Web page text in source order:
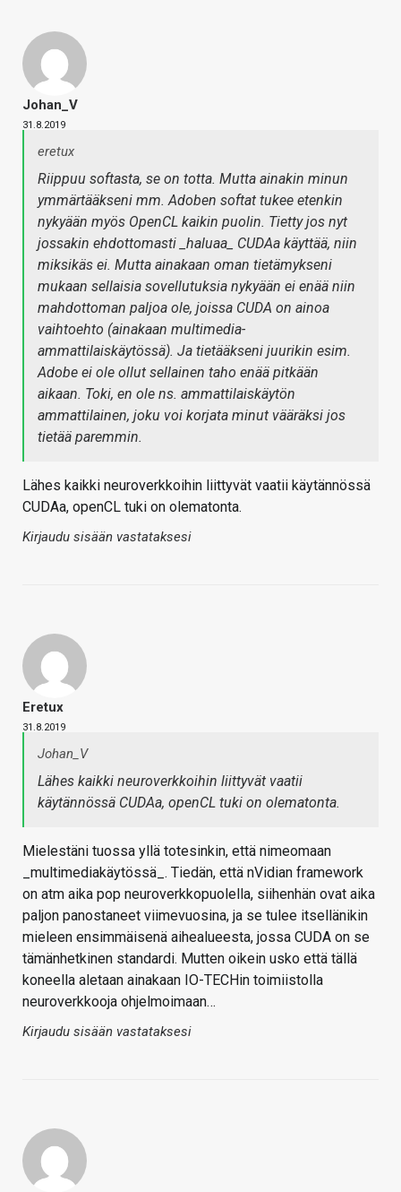
Johan_V
31.8.2019
eretux
Riippuu softasta, se on totta. Mutta ainakin minun
ymmärtääkseni mm. Adoben softat tukee etenkin
nykyään myös OpenCL kaikin puolin. Tietty jos nyt
jossakin ehdottomasti _haluaa_ CUDAa käyttää, niin
miksikäs ei. Mutta ainakaan oman tietämykseni
mukaan sellaisia sovellutuksia nykyään ei enää niin
mahdottoman paljoa ole, joissa CUDA on ainoa
vaihtoehto (ainakaan multimedia-
ammattilaiskäytössä). Ja tietääkseni juurikin esim.
Adobe ei ole ollut sellainen taho enää pitkään
aikaan. Toki, en ole ns. ammattilaiskäytön
ammattilainen, joku voi korjata minut vääräksi jos
tietää paremmin.
Lähes kaikki neuroverkkoihin liittyvät vaatii käytännössä
CUDAa, openCL tuki on olematonta.
Kirjaudu sisään vastataksesi
Eretux
31.8.2019
Johan_V
Lähes kaikki neuroverkkoihin liittyvät vaatii
käytännössä CUDAa, openCL tuki on olematonta.
Mielestäni tuossa yllä totesinkin, että nimeomaan
_multimediakäytössä_. Tiedän, että nVidian framework
on atm aika pop neuroverkkopuolella, siihenhän ovat aika
paljon panostaneet viimevuosina, ja se tulee itsellänikin
mieleen ensimmäisenä aihealueesta, jossa CUDA on se
tämänhetkinen standardi. Mutten oikein usko että tällä
koneella aletaan ainakaan IO-TECHin toimiistolla
neuroverkkooja ohjelmoimaan…
Kirjaudu sisään vastataksesi